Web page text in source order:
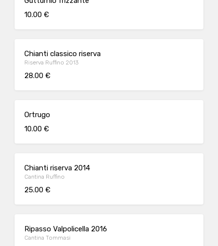
10.00 €
Chianti classico riserva
Riserva Ruffino 2013
28.00 €
Ortrugo
10.00 €
Chianti riserva 2014
Cantina Ruffino
25.00 €
Ripasso Valpolicella 2016
Cantina Tommasi